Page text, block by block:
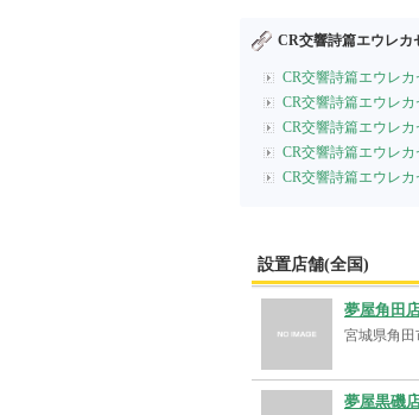
CR交響詩篇エウレカ
CR交響詩篇エウレカ
CR交響詩篇エウレ
CR交響詩篇エウレカ
CR交響詩篇エウレカ
CR交響詩篇エウレ
設置店舗(全国)
夢屋角田
宮城県角
夢屋黒磯